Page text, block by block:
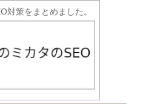
対策をまとめました。